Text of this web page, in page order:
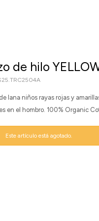
de hilo
lana niños rayas rojas y
en el hombro. 100% Organic
Este artículo está agotado.